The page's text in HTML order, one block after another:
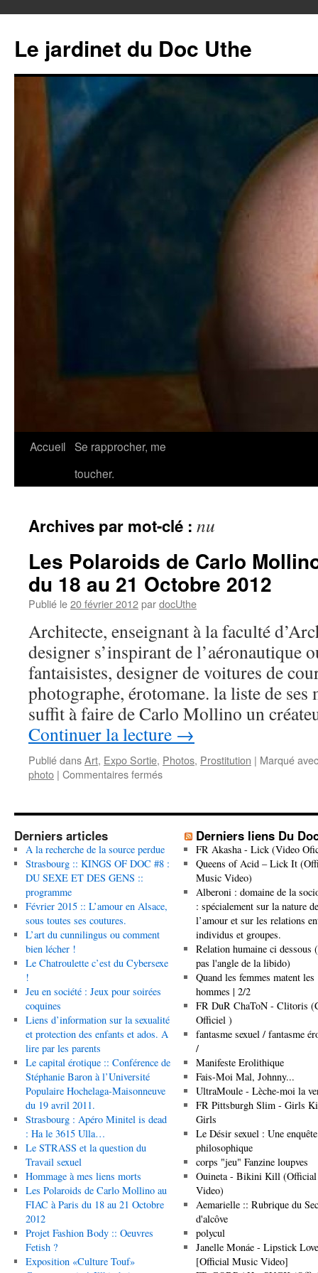
contenu
Le jardinet du Doc Uthe
Accueil Se rapprocher, me
toucher.
Archives par mot-clé : nu
Les Polaroids de Carlo
du 18 au 21 Octobre 2012
Publié le20 février 2012pardocUthe
Architecte, enseignant à la faculté
designer s’inspirant de l’aéronautique
fantaisistes, designer de voitures de
photographe, érotomane. la liste de
suffit à faire de Carlo Mollino un
Continuer la lecture →
Publié dansArt, Expo Sortie, Photos, Prostitution | Marqué avec
photo | Commentaires ferméssur
de
Carlo
Mollino
au
du
Octobre
Derniers articles
A la recherche de la source perdue
Strasbourg :: KINGS OF DOC #8 :
DU SEXE ET DES GENS ::
programme
Février 2015 :: L’amour en Alsace,
sous toutes ses coutures.
L’art du cunnilingus ou comment
bien lécher !
Le Chatroulette c’est du Cybersexe
!
Jeu en société : Jeux pour soirées
coquines
Liens d’information sur la sexualité
et protection des enfants et ados. A
lire par les parents
Le capital érotique :: Conférence de
Stéphanie Baron à l’Université
Populaire Hochelaga-Maisonneuve
du 19 avril 2011.
Strasbourg : Apéro Minitel is dead
: Ha le 3615 Ulla…
Le STRASS et la question du
Travail sexuel
Hommage à mes liens morts
Les Polaroids de Carlo Mollino au
FIAC à Paris du 18 au 21 Octobre
2012
Projet Fashion Body :: Oeuvres
Fetish ?
Exposition «Culture Touf»
Derniers liens Du
FR Akasha - Lick (Video
Queens of Acid – Lick It
Music Video)
Alberoni : domaine de la
: spécialement sur la nature de
l’amour et sur les relations
individus et groupes.
Relation humaine ci dessous
pas l'angle de la libido)
Quand les femmes matent les
hommes | 2/2
FR DuR ChaToN - Clitoris
Officiel )
fantasme sexuel / fantasme
/
Manifeste Erolithique
Fais-Moi Mal, Johnny...
UltraMoule - Lèche-moi la
FR Pittsburgh Slim - Girls
Girls
Le Désir sexuel : Une enquête
philosophique
corps "jeu" Fanzine loupves
Ouineta - Bikini Kill (Official
Video)
Aemarielle :: Rubrique du
d'alcôve
polycul
Janelle Monáe - Lipstick
[Official Music Video]